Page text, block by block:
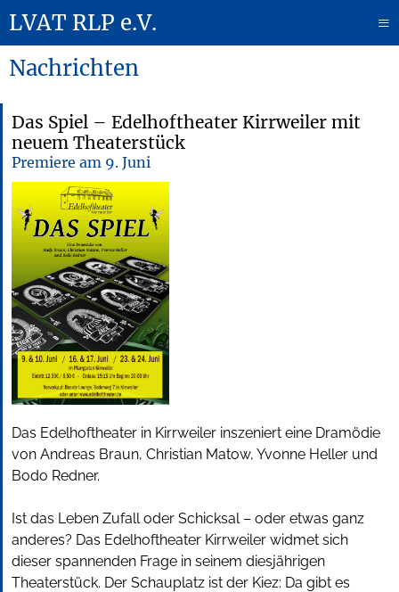
LVAT RLP e.V.
≡
Nachrichten
Das Spiel – Edelhoftheater Kirrweiler mit
neuem Theaterstück
Premiere am 9. Juni
Das Edelhoftheater in Kirrweiler inszeniert eine Dramödie
von Andreas Braun, Christian Matow, Yvonne Heller und
Bodo Redner.
Ist das Leben Zufall oder Schicksal – oder etwas ganz
anderes? Das Edelhoftheater Kirrweiler widmet sich
dieser spannenden Frage in seinem diesjährigen
Theaterstück. Der Schauplatz ist der Kiez: Da gibt es